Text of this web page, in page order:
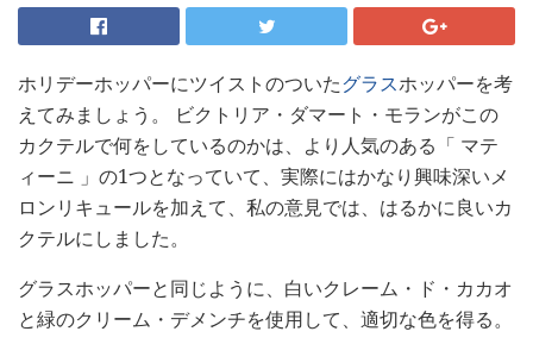
ホリデーホッパーにツイストのついたグラスホッパーを考
えてみましょう。 ビクトリア・ダマート・モランがこの
カクテルで何をしているのかは、より人気のある「 マテ
ィーニ 」の1つとなっていて、実際にはかなり興味深いメ
ロンリキュールを加えて、私の意見では、はるかに良いカ
クテルにしました。
グラスホッパーと同じように、白いクレーム・ド・カカオ
と緑のクリーム・デメンチを使用して、適切な色を得る。